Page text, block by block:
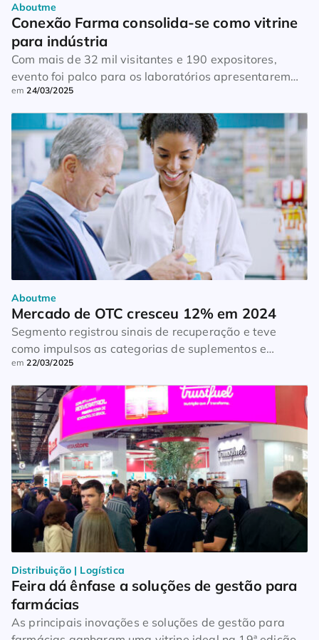
Aboutme
Conexão Farma consolida-se como vitrine
para indústria
Com mais de 32 mil visitantes e 190 expositores,
evento foi palco para os laboratórios apresentarem
seus lançamentos, estratégias e ativações
em24/03/2025
Aboutme
Mercado de OTC cresceu 12% em 2024
Segmento registrou sinais de recuperação e teve
como impulsos as categorias de suplementos e
vitaminas
em22/03/2025
Distribuição | Logística
Feira dá ênfase a soluções de gestão para
farmácias
As principais inovações e soluções de gestão para